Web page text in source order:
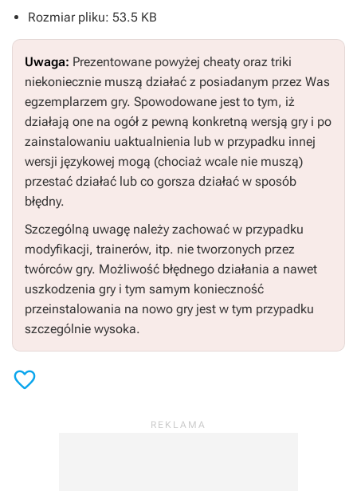
Rozmiar pliku: 53.5 KB
Uwaga: Prezentowane powyżej cheaty oraz triki
niekoniecznie muszą działać z posiadanym przez Was
egzemplarzem gry. Spowodowane jest to tym, iż
działają one na ogół z pewną konkretną wersją gry i po
zainstalowaniu uaktualnienia lub w przypadku innej
wersji językowej mogą (chociaż wcale nie muszą)
przestać działać lub co gorsza działać w sposób
błędny.
Szczególną uwagę należy zachować w przypadku
modyfikacji, trainerów, itp. nie tworzonych przez
twórców gry. Możliwość błędnego działania a nawet
uszkodzenia gry i tym samym konieczność
przeinstalowania na nowo gry jest w tym przypadku
szczególnie wysoka.
